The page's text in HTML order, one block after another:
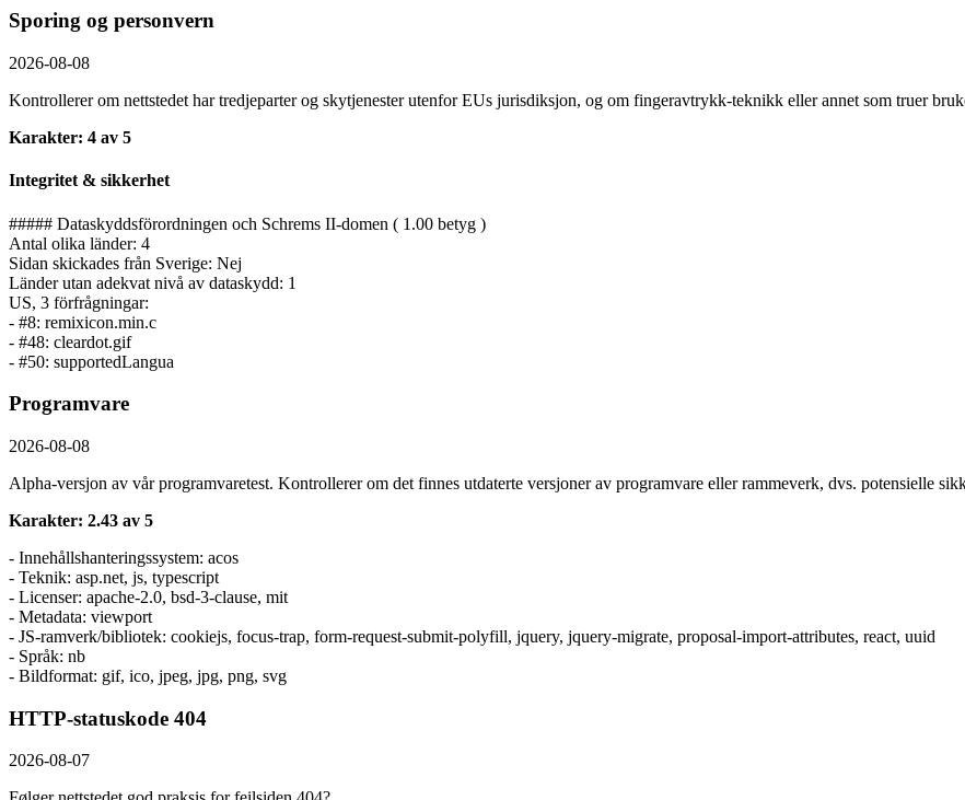
Sporing og personvern
2026-08-08
Kontrollerer om nettstedet har tredjeparter og skytjenester utenfor EUs jurisdiksjon, og om fingeravtrykk-teknikk eller annet som truer
Karakter: 4 av 5
Integritet & sikkerhet
##### Dataskyddsförordningen och Schrems II-domen ( 1.00 betyg )
Antal olika länder: 4
Sidan skickades från Sverige: Nej
Länder utan adekvat nivå av dataskydd: 1
US, 3 förfrågningar:
- #8: remixicon.min.c
- #48: cleardot.gif
- #50: supportedLangua
Programvare
2026-08-08
Alpha-versjon av vår programvaretest. Kontrollerer om det finnes utdaterte versjoner av programvare eller rammeverk, dvs. potensielle
Karakter: 2.43 av 5
- Innehållshanteringssystem: acos
- Teknik: asp.net, js, typescript
- Licenser: apache-2.0, bsd-3-clause, mit
- Metadata: viewport
- JS-ramverk/bibliotek: cookiejs, focus-trap, form-request-submit-polyfill, jquery, jquery-migrate, proposal-import-attributes, react, uuid
- Språk: nb
- Bildformat: gif, ico, jpeg, jpg, png, svg
HTTP-statuskode 404
2026-08-07